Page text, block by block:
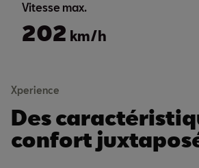
Vitesse max.
202 km/h
Xperience
Des
confort